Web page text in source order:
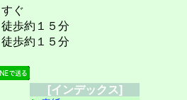
ぐ
歩約１５分
歩約１５分
[インデックス]